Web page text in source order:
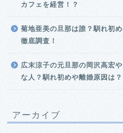
カフェを経営！？
菊地亜美の旦那は誰？馴れ初
徹底調査！
広末涼子の元旦那の岡沢高宏
な人？馴れ初めや離婚原因は？
アーカイブ